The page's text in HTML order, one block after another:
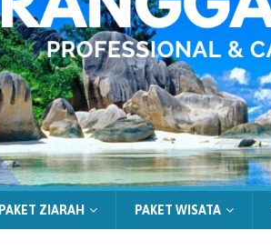
PAKET ZIARAH PAKET WISATA